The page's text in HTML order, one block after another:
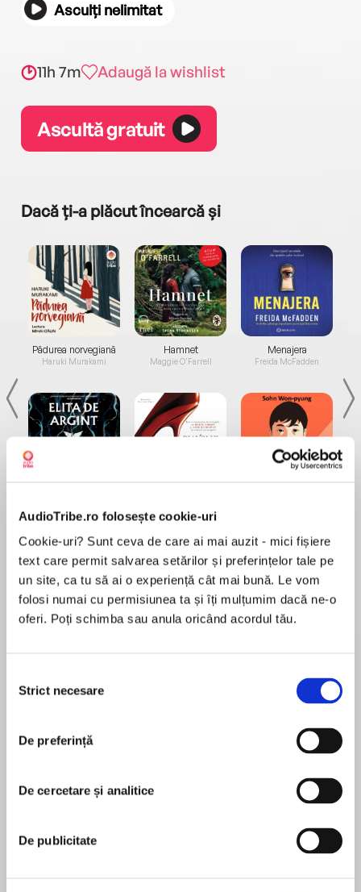
AudioTribe.ro folosește cookie-uri
Cookie-uri? Sunt ceva de care ai mai auzit - mici fișiere
text care permit salvarea setărilor și preferințelor tale pe
un site, ca tu să ai o experiență cât mai bună. Le vom
folosi numai cu permisiunea ta și îți mulțumim dacă ne-o
oferi. Poți schimba sau anula oricând acordul tău.
consimțământului
Strict necesare
De preferință
De cercetare și analitice
De publicitate
Asculți nelimitat
11h 7m Adaugă la wishlist
Ascultă gratuit
Dacă ți-a plăcut încearcă și
Pădurea norvegiană
Haruki Murakami
de...
Dani Francis
Hamnet
Maggie O'Farrell
la...
Lauren Weisberger
Menajera
Freida McFadden
Desprecarte
The author of Indiscretion returns with a
beautiful, bewitching, and beguiling woman.
Since childhood, Wylie Rose has been drawn to
the charming, close-knit Bonet siblings. But
Cesca, a girl blessed with incandescent beauty
and a wild, irrepressible spirit.
Growing up, Wylie’s friendship with her brother,
În acest moment nu există recenzii
Charles Dubow
Charles Dubow is the author of the novel
Indiscretion, a founding editor of Forbes.com, and